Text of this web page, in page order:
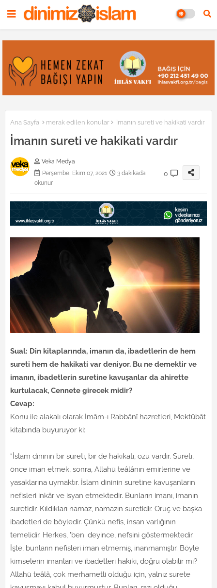
Ana Sayfa merak edilen konular İmanın sureti ve hakikati vardır
İmanın sureti ve hakikati vardır
Veka Medya
Perşembe, Ekim 07, 2021
3 dakikada
okunur
0
Sual: Din kitaplarında, imanın da, ibadetlerin de hem
sureti hem de hakikati var deniyor. Bu ne demektir ve
imanın, ibadetlerin suretine kavuşanlar da ahirette
kurtulacak, Cennete girecek midir?
Cevap:
Konu ile alakalı olarak İmâm-ı Rabbânî hazretleri, Mektûbât
kitabında buyuruyor ki:
“İslam dininin bir sureti, bir de hakikati, özü vardır. Sureti,
önce iman etmek, sonra, Allahü teâlânın emirlerine ve
yasaklarına uymaktır. İslam dininin suretine kavuşanların
nefisleri inkâr ve isyan etmektedir. Bunların imanı, imanın
suretidir. Kıldıkları namaz, namazın suretidir. Oruç ve başka
ibadetleri de böyledir. Çünkü nefis, insan varlığının
temelidir. Herkes, 'ben' deyince, nefsini göstermektedir.
İşte, bunların nefisleri iman etmemiş, inanmamıştır. Böyle
kimselerin imanları ve ibadetleri hakiki, doğru olabilir mi?
Allahü teâlâ, çok merhametli olduğu için, yalnız surete